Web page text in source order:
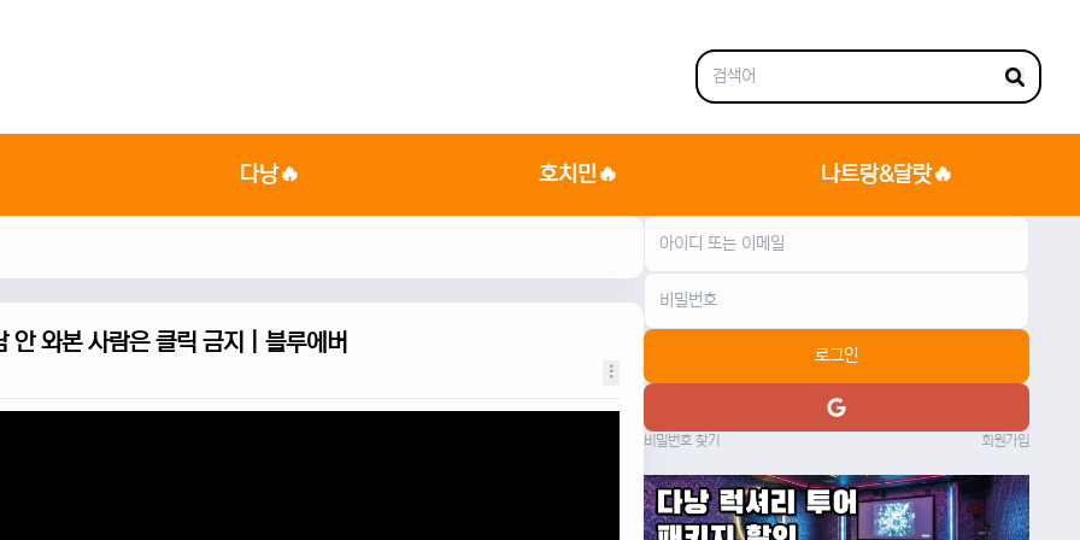
다낭🔥 호치민🔥 나트랑&달랏🔥
안 와본 사람은 클릭 금지 | 블루에버 로그인
비밀번호 찾기 회원가입